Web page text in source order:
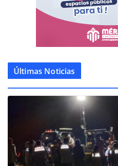
Últimas Noticias